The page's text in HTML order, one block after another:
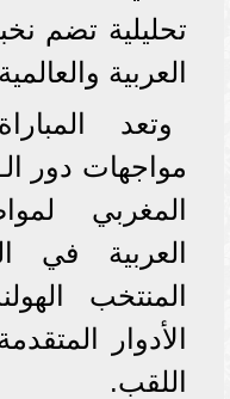
تحليلية تضم
العربية
وتعد
المغربي
العربية في
المنتخب
الأدوار
اللقب.